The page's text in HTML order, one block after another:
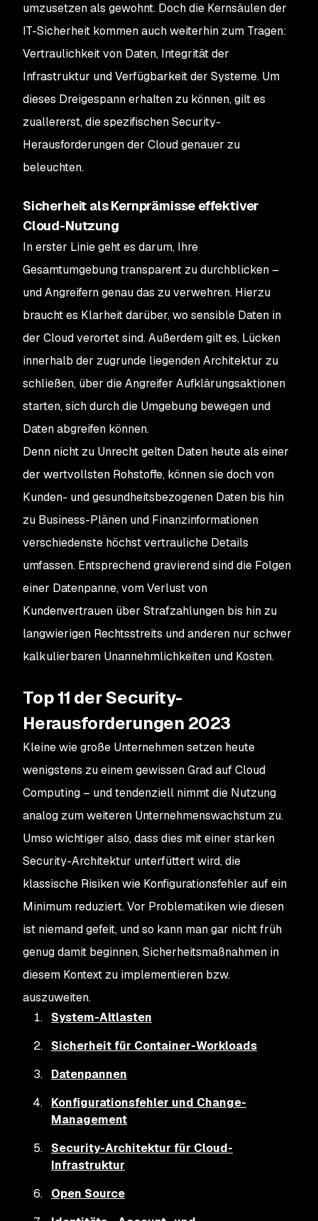
umzusetzen als gewohnt. Doch die Kernsäulen der
IT-Sicherheit kommen auch weiterhin zum Tragen:
Vertraulichkeit von Daten, Integrität der
Infrastruktur und Verfügbarkeit der Systeme. Um
dieses Dreigespann erhalten zu können, gilt es
zuallererst, die spezifischen Security-
Herausforderungen der Cloud genauer zu
beleuchten.
Sicherheit als Kernprämisse effektiver
Cloud-Nutzung
In erster Linie geht es darum, Ihre
Gesamtumgebung transparent zu durchblicken –
und Angreifern genau das zu verwehren. Hierzu
braucht es Klarheit darüber, wo sensible Daten in
der Cloud verortet sind. Außerdem gilt es, Lücken
innerhalb der zugrunde liegenden Architektur zu
schließen, über die Angreifer Aufklärungsaktionen
starten, sich durch die Umgebung bewegen und
Daten abgreifen können.
Denn nicht zu Unrecht gelten Daten heute als einer
der wertvollsten Rohstoffe, können sie doch von
Kunden- und gesundheitsbezogenen Daten bis hin
zu Business-Plänen und Finanzinformationen
verschiedenste höchst vertrauliche Details
umfassen. Entsprechend gravierend sind die Folgen
einer Datenpanne, vom Verlust von
Kundenvertrauen über Strafzahlungen bis hin zu
langwierigen Rechtsstreits und anderen nur schwer
kalkulierbaren Unannehmlichkeiten und Kosten.
Top 11 der Security-
Herausforderungen 2023
Kleine wie große Unternehmen setzen heute
wenigstens zu einem gewissen Grad auf Cloud
Computing – und tendenziell nimmt die Nutzung
analog zum weiteren Unternehmenswachstum zu.
Umso wichtiger also, dass dies mit einer starken
Security-Architektur unterfüttert wird, die
klassische Risiken wie Konfigurationsfehler auf ein
Minimum reduziert. Vor Problematiken wie diesen
ist niemand gefeit, und so kann man gar nicht früh
genug damit beginnen, Sicherheitsmaßnahmen in
diesem Kontext zu implementieren bzw.
auszuweiten.
System-Altlasten
Sicherheit für Container-Workloads
Datenpannen
Konfigurationsfehler und Change-
Management
Security-Architektur für Cloud-
Infrastruktur
Open Source